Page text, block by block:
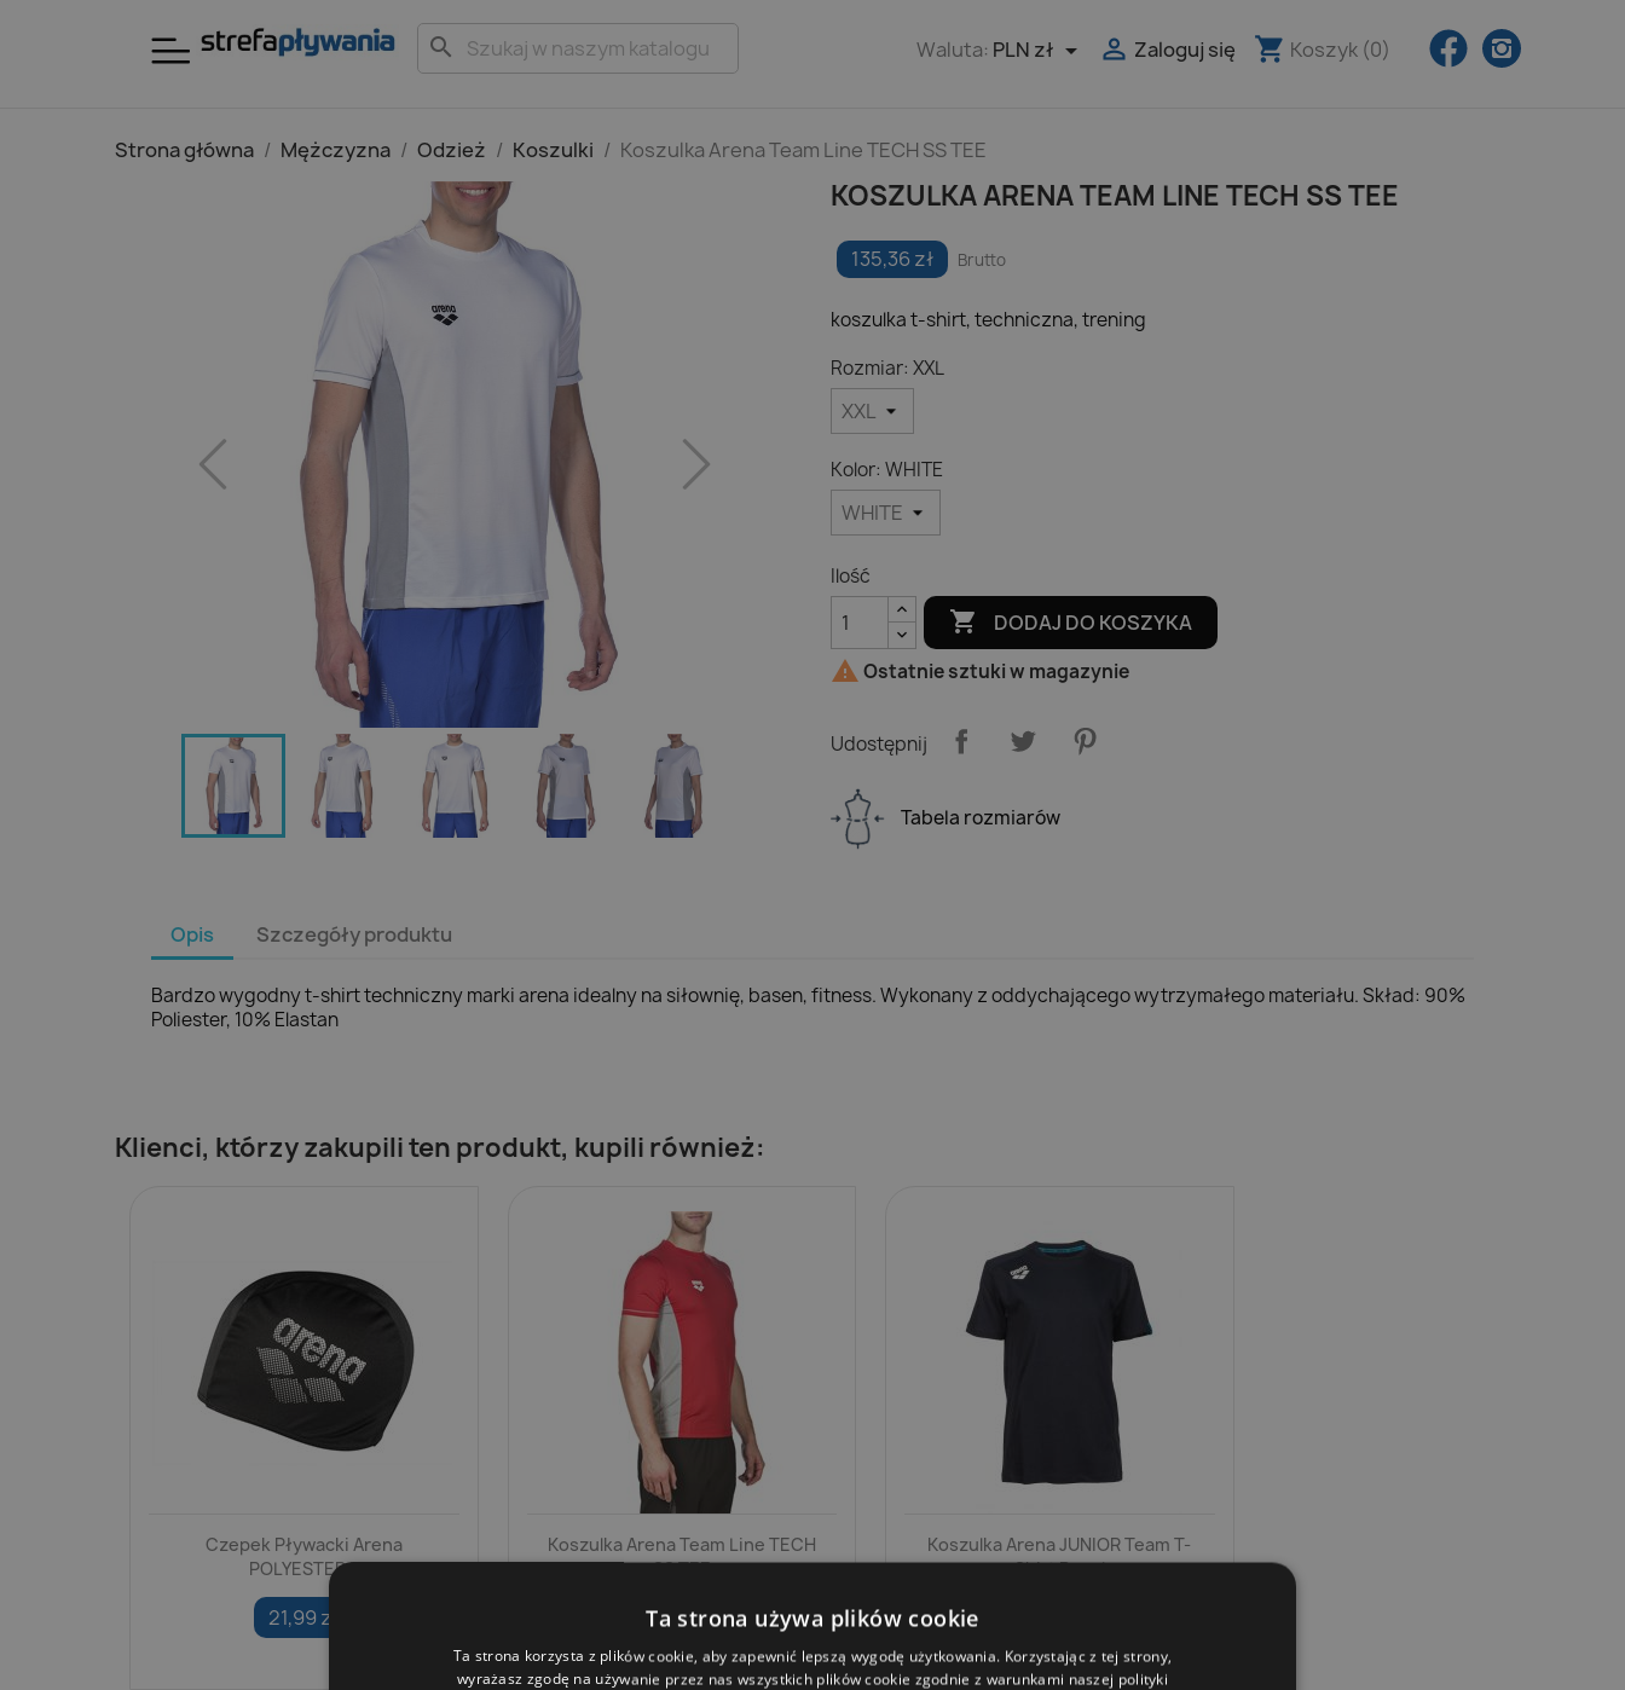
search Facebook
shopping_cart Koszyk (0)
 Zaloguj się
Waluta: PLN zł 
Strona główna Mężczyzna Odzież Koszulki Koszulka Arena Team Line TECH SS TEE
KOSZULKA ARENA TEAM LINE TECH SS TEE
135,36 zł Brutto
koszulka t-shirt, techniczna, trening
Rozmiar: XXL
Kolor: WHITE
Ilość
 DODAJ DO KOSZYKA
 Ostatnie sztuki w magazynie
Udostępnij
Tabela rozmiarów
Opis Szczegóły produktu
Bardzo wygodny t-shirt techniczny marki arena idealny na siłownię, basen, fitness. Wykonany z oddychającego wytrzymałego materiału. Skład: 90%
Poliester, 10% Elastan
Klienci, którzy zakupili ten produkt, kupili również:
Czepek Pływacki Arena
POLYESTER II
21,99 zł
Koszulka Arena Team Line TECH
SS TEE
69,99 zł
Koszulka Arena JUNIOR Team T-
Shirt Panel
Ta strona używa plików cookie
Ta strona korzysta z plików cookie, aby zapewnić lepszą wygodę użytkowania. Korzystając z tej strony,
wyrażasz zgodę na używanie przez nas wszystkich plików cookie zgodnie z warunkami naszej polityki